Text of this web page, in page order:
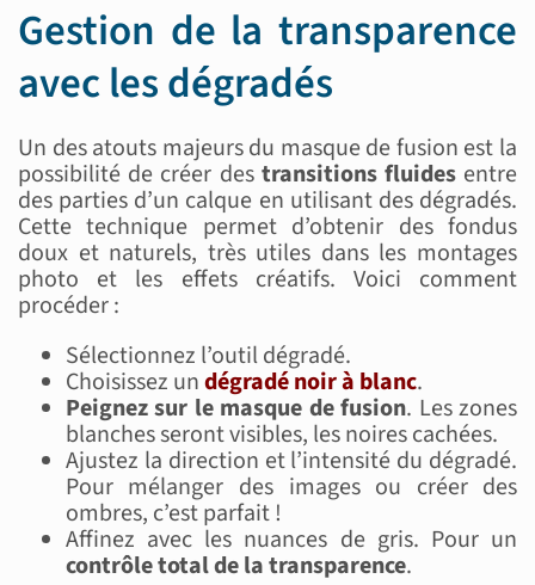
Gestion de la transparence
avec les dégradés
Un des atouts majeurs du masque de fusion est la
possibilité de créer des transitions fluidesentre
des parties d’un calque en utilisant des dégradés.
Cette technique permet d’obtenir des fondus
doux et naturels, très utiles dans les montages
photo et les effets créatifs. Voici comment
procéder :
Sélectionnez l’outil dégradé.
Choisissez undégradé noir à blanc.
Peignez sur le masque de fusion. Les zones
blanches seront visibles, les noires cachées.
Ajustez la direction et l’intensité du dégradé.
Pour mélanger des images ou créer des
ombres, c’est parfait !
Affinez avec les nuances de gris. Pour un
contrôle total de la transparence.